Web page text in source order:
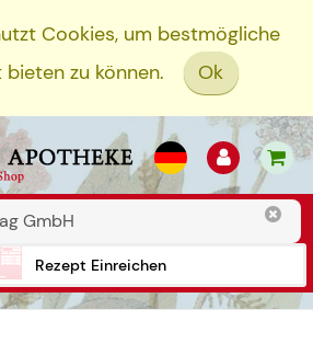
Cookies, um bestmögliche
zu können.
Ok
Rezept Einreichen